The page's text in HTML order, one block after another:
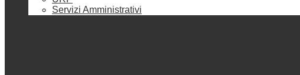
Servizi Amministrativi